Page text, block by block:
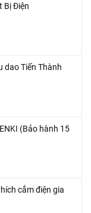
Bị Điện
dao Tiến Thành
(Bảo hành 15
cắm điện gia